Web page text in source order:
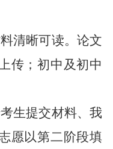
清晰可读。论文
传；初中及初中
生提交材料、我
愿以第二阶段填